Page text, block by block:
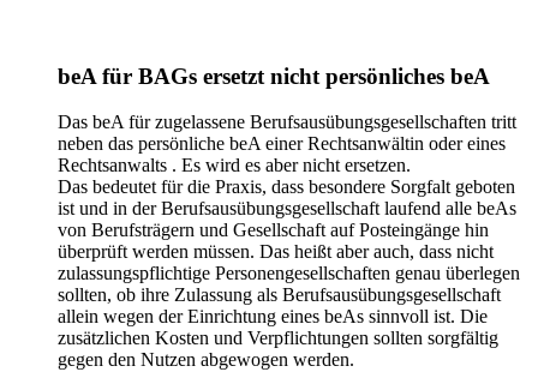
beA für BAGs ersetzt nicht persönliches beA
Das beA für zugelassene Berufsausübungsgesellschaften tritt
neben das persönliche beA einer Rechtsanwältin oder eines
Rechtsanwalts . Es wird es aber nicht ersetzen.
Das bedeutet für die Praxis, dass besondere Sorgfalt geboten
ist und in der Berufsausübungsgesellschaft laufend alle beAs
von Berufsträgern und Gesellschaft auf Posteingänge hin
überprüft werden müssen. Das heißt aber auch, dass nicht
zulassungspflichtige Personengesellschaften genau überlegen
sollten, ob ihre Zulassung als Berufsausübungsgesellschaft
allein wegen der Einrichtung eines beAs sinnvoll ist. Die
zusätzlichen Kosten und Verpflichtungen sollten sorgfältig
gegen den Nutzen abgewogen werden.